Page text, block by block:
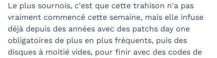
Le plus sournois, c'est que cette trahison n'a pas
vraiment commencé cette semaine, mais elle infuse
déjà depuis des années avec des patchs day one
obligatoires de plus en plus fréquents, puis des
disques à moitié vides, pour finir avec des codes de